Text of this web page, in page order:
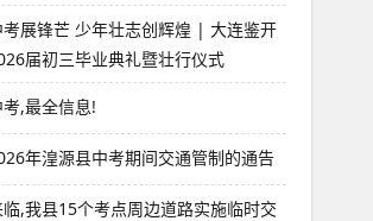
展锋芒 少年壮志创辉煌 | 大连鉴开
届初三毕业典礼暨壮行仪式
,最全信息!
年湟源县中考期间交通管制的通告
,我县15个考点周边道路实施临时交